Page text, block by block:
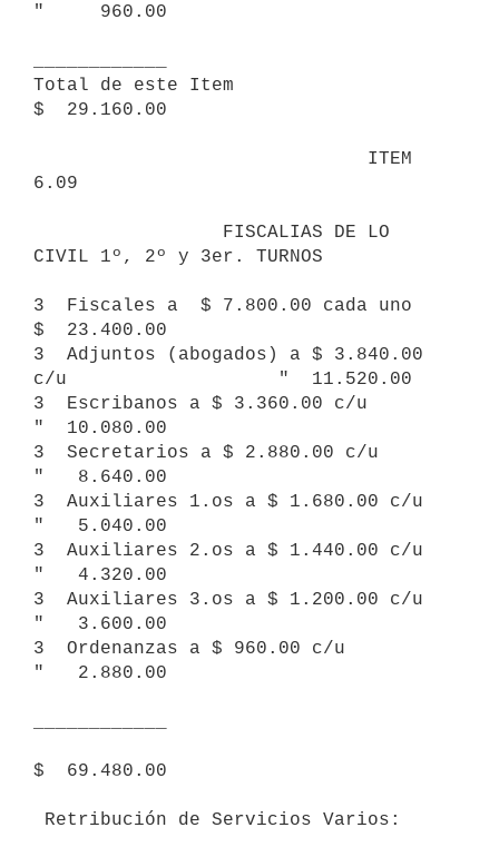
"     960.00
Total de este Item
$  29.160.00
6.09
CIVIL 1º, 2º y 3er. TURNOS
3  Fiscales a  $ 7.800.00 cada uno
$  23.400.00
3  Adjuntos (abogados) a $ 3.840.00
c/u                   "  11.520.00
3  Escribanos a $ 3.360.00 c/u
"  10.080.00
3  Secretarios a $ 2.880.00 c/u
"   8.640.00
3  Auxiliares 1.os a $ 1.680.00 c/u
"   5.040.00
3  Auxiliares 2.os a $ 1.440.00 c/u
"   4.320.00
3  Auxiliares 3.os a $ 1.200.00 c/u
"   3.600.00
3  Ordenanzas a $ 960.00 c/u
"   2.880.00
$  69.480.00